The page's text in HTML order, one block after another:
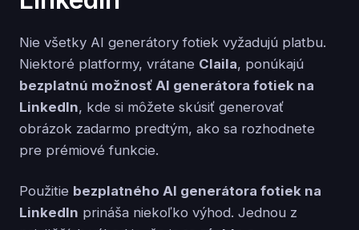
Nie všetky AI generátory fotiek vyžadujú platbu.
Niektoré platformy, vrátane Claila, ponúkajú
bezplatnú možnosť AI generátora fotiek na
LinkedIn, kde si môžete skúsiť generovať
obrázok zadarmo predtým, ako sa rozhodnete
pre prémiové funkcie.
Použitie bezplatného AI generátora fotiek na
LinkedIn prináša niekoľko výhod. Jednou z